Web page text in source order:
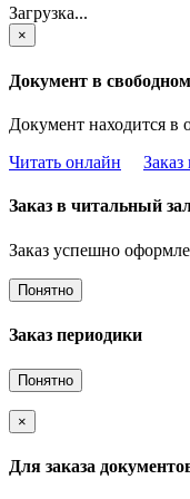
Загрузка...
×
Документ в
Документ находится в
Читать онлайн
Заказ в читальный
Заказ успешно
Понятно
Заказ периодики
Понятно
×
Для заказа